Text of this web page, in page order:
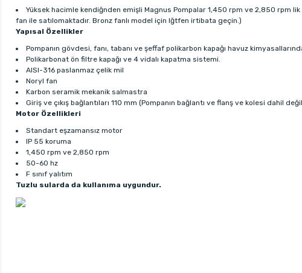
Yüksek hacimle kendiğnden emişli Magnus Pompalar 1,450 rpm ve 2,850 rpm
fan ile satılomaktadır. Bronz fanlı model için lğtfen irtibata geçin.)
Yapısal Özellikler
Pompanın gövdesi, fanı, tabanı ve şeffaf polikarbon kapağı havuz
Polikarbonat ön filtre kapağı ve 4 vidalı kapatma sistemi.
AISI-316 paslanmaz çelik mil
Noryl fan
Karbon seramik mekanik salmastra
Giriş ve çıkış bağlantıları 110 mm (Pompanın bağlantı ve flanş ve kolesi dahil
Motor Özellikleri
Standart eşzamansız motor
IP 55 koruma
1,450 rpm ve 2,850 rpm
50-60 hz
F sınıf yalıtım
Tuzlu sularda da kullanıma uygundur.